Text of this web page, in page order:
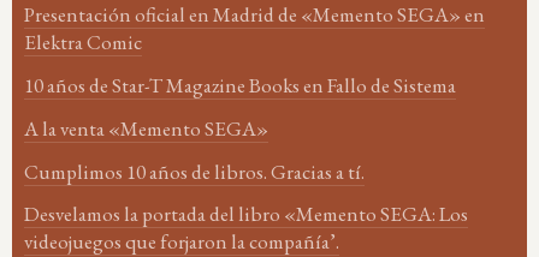
Presentación oficial en Madrid de «Memento SEGA» en
Elektra Comic
10 años de Star-T Magazine Books en Fallo de Sistema
A la venta «Memento SEGA»
Cumplimos 10 años de libros. Gracias a tí.
Desvelamos la portada del libro «Memento SEGA: Los
videojuegos que forjaron la compañía’.